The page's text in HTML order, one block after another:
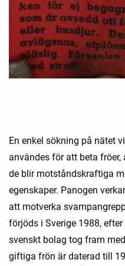
En enkel sökning på nätet
användes för att beta
de blir motståndskraftiga
egenskaper. Panogen
att motverka
förjöds i Sverige 1988,
svenskt bolag tog fram
giftiga frön är daterad till